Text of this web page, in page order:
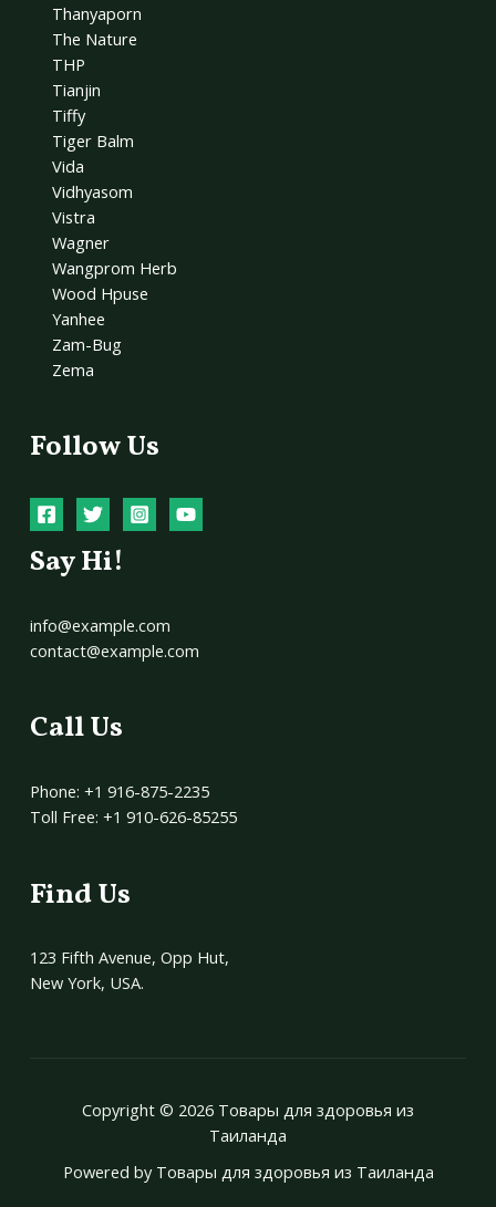
Thanyaporn
The Nature
THP
Tianjin
Tiffy
Tiger Balm
Vida
Vidhyasom
Vistra
Wagner
Wangprom Herb
Wood Hpuse
Yanhee
Zam-Bug
Zema
Follow Us
Say Hi!
info@example.com
contact@example.com
Call Us
Phone: +1 916-875-2235
Toll Free: +1 910-626-85255
Find Us
123 Fifth Avenue, Opp Hut,
New York, USA.
Copyright © 2026 Товары для здоровья из
Таиланда
Powered by Товары для здоровья из Таиланда